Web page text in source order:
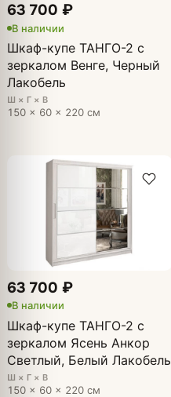
63 700 ₽
В наличии
Шкаф-купе ТАНГО-2 с
зеркалом Венге, Черный
Лакобель
Ш × Г × В
150 × 60 × 220 см
63 700 ₽
В наличии
Шкаф-купе ТАНГО-2 с
зеркалом Ясень Анкор
Светлый, Белый Лакобель
Ш × Г × В
150 × 60 × 220 см